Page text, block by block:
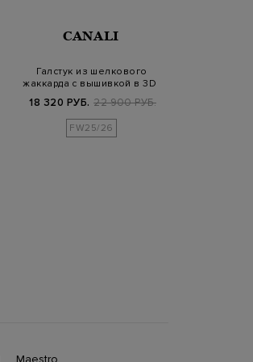
CANALI
Галстук из шелкового
жаккарда с вышивкой в 3D-
18 320 РУБ. 22 900 РУБ.
FW25/26
Maestro